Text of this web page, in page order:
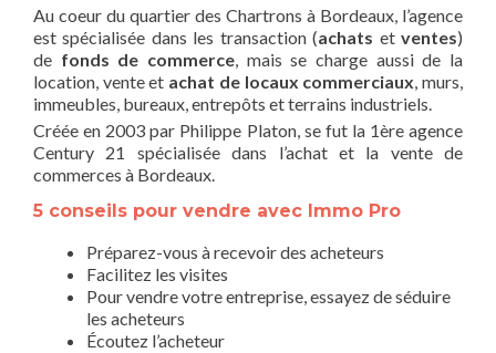
Au coeur du quartier des Chartrons à Bordeaux, l’agence
est spécialisée dans les transaction (achats etventes)
de fonds de commerce, mais se charge aussi de la
location, vente et achat de locaux commerciaux, murs,
immeubles, bureaux, entrepôts et terrains industriels.
Créée en 2003 par Philippe Platon, se fut la 1ère agence
Century 21 spécialisée dans l’achat et la vente de
commerces à Bordeaux.
5 conseils pour vendre avec Immo Pro
Préparez-vous à recevoir des acheteurs
Facilitez les visites
Pour vendre votre entreprise, essayez de séduire
les acheteurs
Écoutez l’acheteur